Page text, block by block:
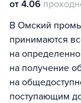
от 4.06
В Омский
принимаются
на
на получение
на
поступающим